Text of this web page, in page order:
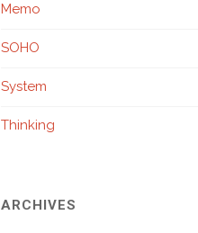
Memo
SOHO
System
Thinking
ARCHIVES